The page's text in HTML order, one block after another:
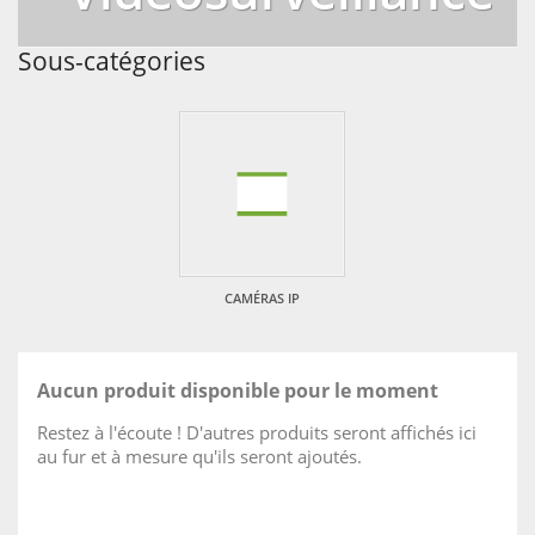
Sous-catégories
CAMÉRAS IP
Aucun produit disponible pour le moment
Restez à l'écoute ! D'autres produits seront affichés ici
au fur et à mesure qu'ils seront ajoutés.